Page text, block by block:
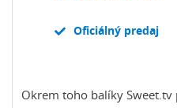
Oficiálný predaj
Okrem toho balíky Sweet.tv